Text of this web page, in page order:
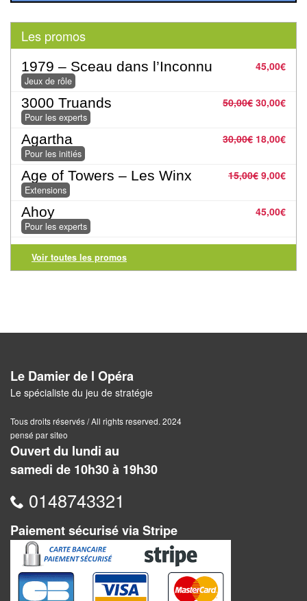
enfants
Pour
la
famille
Pour
les
initiés
Pour
les
experts
En
Ambiance
Gestion
Escape
/
Enquête
Jeux
évolutifs
Les promos
45,00€
1979 – Sceau dans l’Inconnu
Jeux de rôle
50,00€ 30,00€
3000 Truands
Pour les experts
30,00€ 18,00€
Agartha
Pour les initiés
15,00€ 9,00€
Age of Towers – Les Winx
Extensions
45,00€
Ahoy
Pour les experts
Voir toutes les promos
Le Damier de l Opéra
Le spécialiste du jeu de stratégie
Tous droits réservés / All rights reserved. 2024
pensé par siteo
Ouvert du lundi au
samedi de 10h30 à 19h30
0148743321
Paiement sécurisé via Stripe